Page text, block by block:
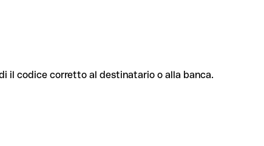
il codice corretto al destinatario o alla banca.